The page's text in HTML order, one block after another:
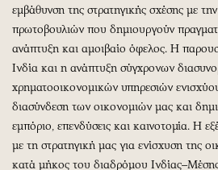
εμβάθυνση της στρατηγικής σχέσης με
πρωτοβουλιών που δημιουργούν
ανάπτυξη και αμοιβαίο όφελος. Η
Ινδία και η ανάπτυξη σύγχρονων
χρηματοοικονομικών υπηρεσιών
διασύνδεση των οικονομιών μας και
εμπόριο, επενδύσεις και καινοτομία. Η
με τη στρατηγική μας για ενίσχυση της
κατά μήκος του διαδρόμου